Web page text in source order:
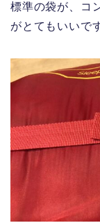
標準の袋が、コ
がとてもいいで